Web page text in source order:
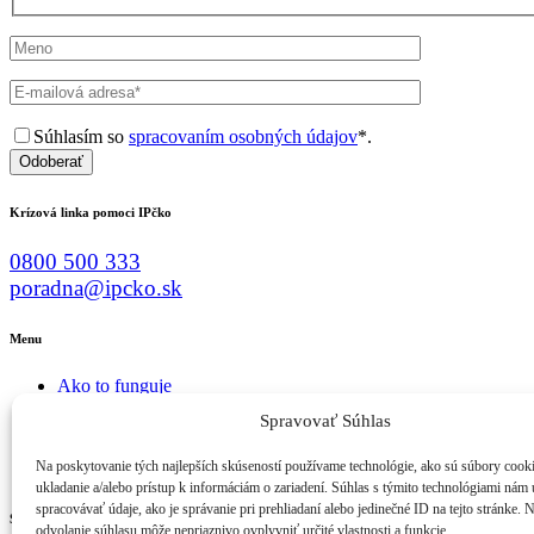
Spravovať Súhlas
Na poskytovanie tých najlepších skúseností používame technológie, ako sú súbory
ukladanie a/alebo prístup k informáciám o zariadení. Súhlas s týmito technológiami nám
spracovávať údaje, ako je správanie pri prehliadaní alebo jedinečné ID na tejto stránke.
odvolanie súhlasu môže nepriaznivo ovplyvniť určité vlastnosti a funkcie.
Súhlasím so spracovaním osobných údajov*.
Odoberať
Krízová linka pomoci IPčko
0800 500 333
poradna@ipcko.sk
Menu
Ako to funguje
Zapojte sa
Sledujte nás